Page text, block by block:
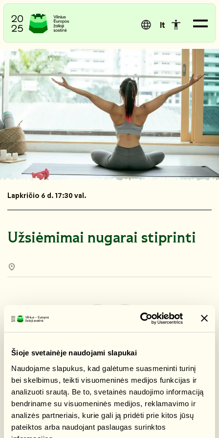
Šioje svetainėje naudojami slapukai
Naudojame slapukus, kad galėtume suasmeninti turinį
bei skelbimus, teikti visuomeninės medijos funkcijas ir
analizuoti srautą. Be to, svetainės naudojimo informaciją
bendriname su visuomeninės medijos, reklamavimo ir
analizės partneriais, kurie gali ją pridėti prie kitos jūsų
pateiktos arba naudojant paslaugas surinktos
lt
Lapkričio 6 d. 17:30 val.
Užsiėmimai nugarai stiprinti
APIE
Užsiėmimai, kurie padės išvengti nugaros skausmų per
fiziškai aktyvią veiklą.
Užsiėmimuose gali dalyvauti darbingo amžiaus asmenys
nuo 18 iki 64 m.